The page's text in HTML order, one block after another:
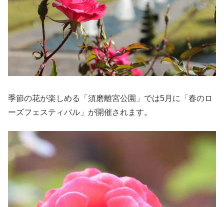
季節の花が楽しめる「須磨離宮公園」では5月に「春のロ
ーズフェスティバル」が開催されます。